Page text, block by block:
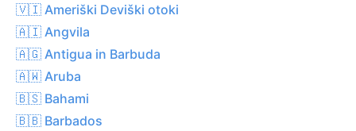
🇻🇮 Ameriški Deviški otoki
🇦🇮 Angvila
🇦🇬 Antigua in Barbuda
🇦🇼 Aruba
🇧🇸 Bahami
🇧🇧 Barbados